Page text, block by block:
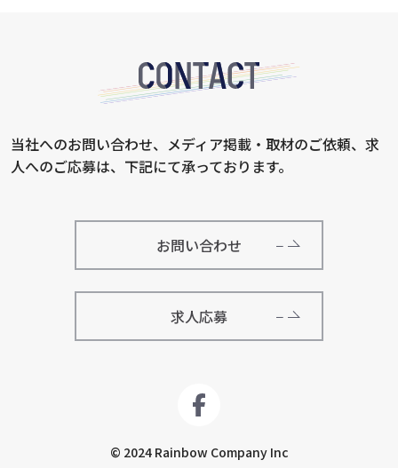
当社へのお問い合わせ、メディア掲載・取材のご依頼、求
人へのご応募は、下記にて承っております。
お問い合わせ
求人応募
© 2024 Rainbow Company Inc